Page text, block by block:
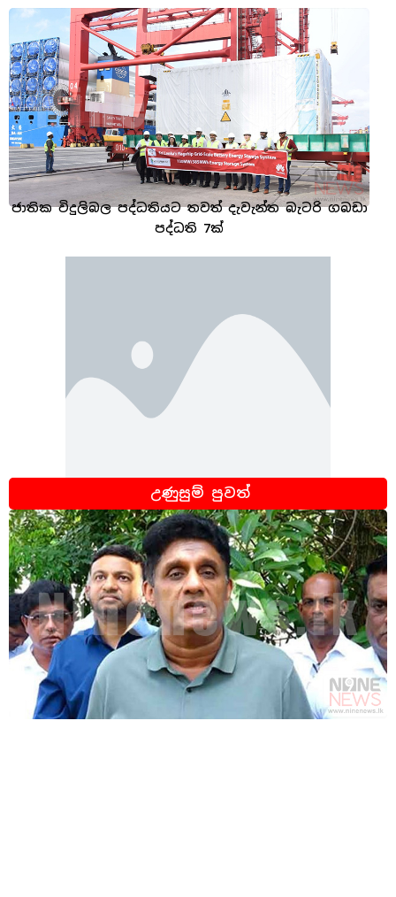
ජාතික විදුලිබල පද්ධතියට තවත් දැවැන්ත බැටරි ගබඩා
පද්ධති 7ක්
උණුසුම් පුවත්